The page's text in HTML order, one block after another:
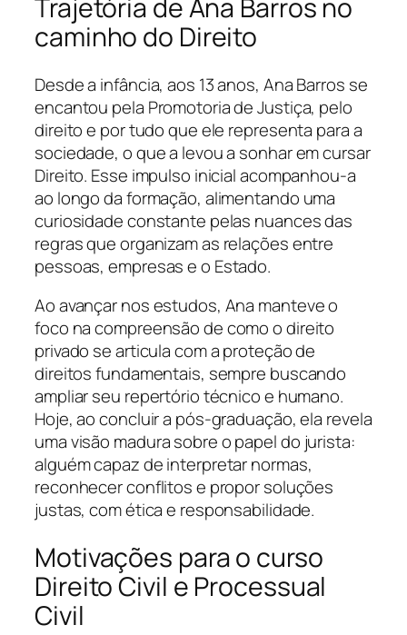
Trajetória de Ana Barros no
caminho do Direito
Desde a infância, aos 13 anos, Ana Barros se
encantou pela Promotoria de Justiça, pelo
direito e por tudo que ele representa para a
sociedade, o que a levou a sonhar em cursar
Direito. Esse impulso inicial acompanhou-a
ao longo da formação, alimentando uma
curiosidade constante pelas nuances das
regras que organizam as relações entre
pessoas, empresas e o Estado.
Ao avançar nos estudos, Ana manteve o
foco na compreensão de como o direito
privado se articula com a proteção de
direitos fundamentais, sempre buscando
ampliar seu repertório técnico e humano.
Hoje, ao concluir a pós-graduação, ela revela
uma visão madura sobre o papel do jurista:
alguém capaz de interpretar normas,
reconhecer conflitos e propor soluções
justas, com ética e responsabilidade.
Motivações para o curso
Direito Civil e Processual
Civil